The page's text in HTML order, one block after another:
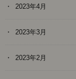
2023年4月
2023年3月
2023年2月